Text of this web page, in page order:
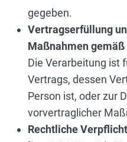
gegeben.
Vertragserfüllung
Maßnahmen gemäß
Die Verarbeitung ist
Vertrags, dessen
Person ist, oder zur
vorvertraglicher
Rechtliche